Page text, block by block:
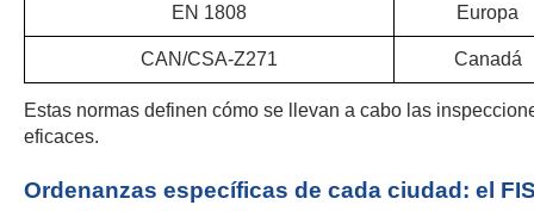
EN 1808 Europa
CAN/CSA-Z271 Canadá
Estas normas definen cómo se llevan a cabo las
eficaces.
Ordenanzas específicas de cada ciudad: el